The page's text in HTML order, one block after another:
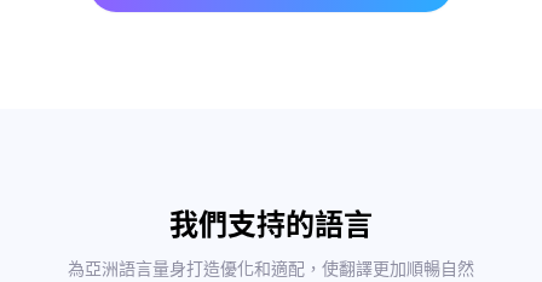
我們支持的語言
為亞洲語言量身打造優化和適配，使翻譯更加順暢自然